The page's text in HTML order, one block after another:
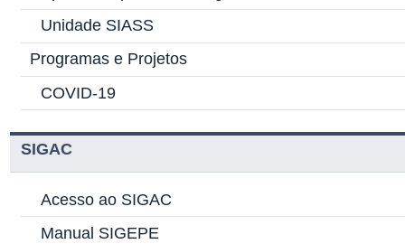
Unidade SIASS
Programas e Projetos
COVID-19
SIGAC
Acesso ao SIGAC
Manual SIGEPE